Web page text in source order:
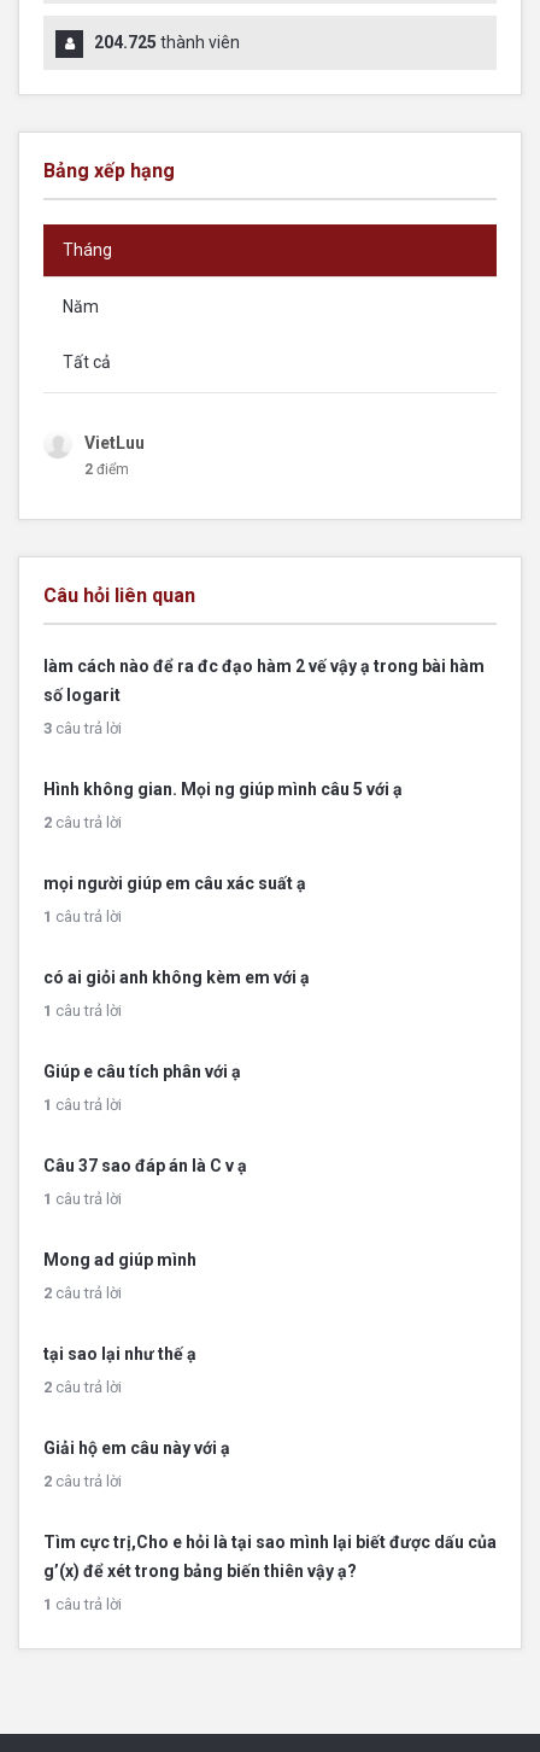
204.725 thành viên
Bảng xếp hạng
Tháng
Năm
Tất cả
VietLuu
2 điểm
Câu hỏi liên quan
làm cách nào để ra đc đạo hàm 2 vế vậy ạ trong bài hàm
số logarit
3 câu trả lời
Hình không gian. Mọi ng giúp mình câu 5 với ạ
2 câu trả lời
mọi người giúp em câu xác suất ạ
1 câu trả lời
có ai giỏi anh không kèm em với ạ
1 câu trả lời
Giúp e câu tích phân với ạ
1 câu trả lời
Câu 37 sao đáp án là C v ạ
1 câu trả lời
Mong ad giúp mình
2 câu trả lời
tại sao lại như thế ạ
2 câu trả lời
Giải hộ em câu này với ạ
2 câu trả lời
Tìm cực trị,Cho e hỏi là tại sao mình lại biết được dấu của
g’(x) để xét trong bảng biến thiên vậy ạ?
1 câu trả lời